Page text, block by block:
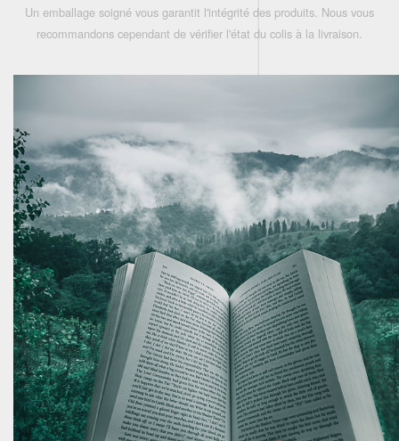
Un emballage soigné vous garantit l'intégrité des produits. Nous vous
recommandons cependant de vérifier l'état du colis à la livraison.